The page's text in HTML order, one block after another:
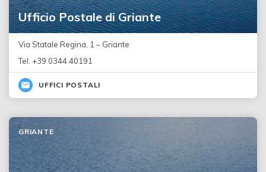
Ufficio Postale di Griante
Via Statale Regina, 1 – Griante
Tel. +39 0344 40191
UFFICI POSTALI
GRIANTE